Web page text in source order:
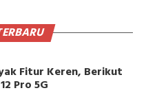
Fitur Keren, Berikut
Pro 5G